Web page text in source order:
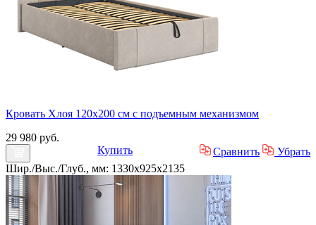
Кровать Хлоя 120х200 см с подъемным механизмом
29 980 руб.
Купить
Сравнить
Убрать
Шир./Выс./Глуб., мм: 1330x925x2135